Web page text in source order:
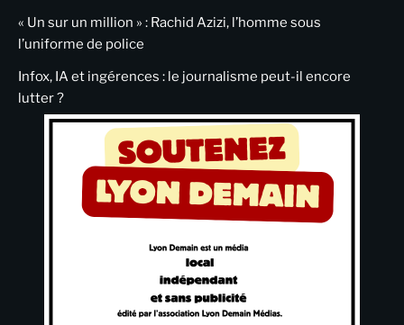
« Un sur un million » : Rachid Azizi, l’homme sous
l’uniforme de police
Infox, IA et ingérences : le journalisme peut-il encore
lutter ?